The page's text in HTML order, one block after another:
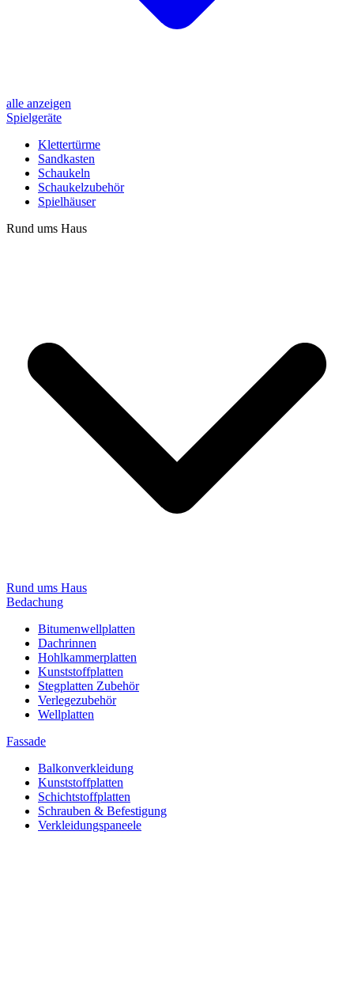
alle anzeigen
Spielgeräte
Klettertürme
Sandkasten
Schaukeln
Schaukelzubehör
Spielhäuser
Rund ums Haus
Rund ums Haus
Bedachung
Bitumenwellplatten
Dachrinnen
Hohlkammerplatten
Kunststoffplatten
Stegplatten Zubehör
Verlegezubehör
Wellplatten
Fassade
Balkonverkleidung
Kunststoffplatten
Schichtstoffplatten
Schrauben & Befestigung
Verkleidungspaneele